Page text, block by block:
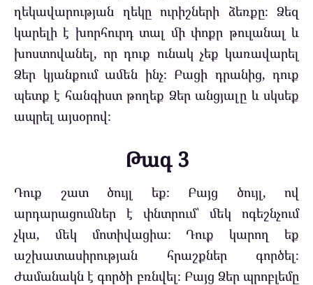
ղեկավարության ղեկը ուրիշների ձեռքը։ Ձեզ
կարելի է խորհուրդ տալ մի փոքր թուլանալ և
խոստովանել, որ դուք ունակ չեք կառավարել
Ձեր կյանքում ամեն ինչ։ Բացի դրանից, դուք
պետք է հանգիստ թողեք Ձեր անցյալը և սկսեք
ապրել այսօրով։
Թագ 3
Դուք շատ ծույլ եք։ Բայց ծույլ, ով
արդարացումներ է փնտրում՝ մեկ ոգեշնչում
չկա, մեկ մոտիվացիա։ Դուք կարող եք
աշխատասիրության հրաշքներ գործել։
Ժամանակն է գործի բռնվել։ Բայց Ձեր պրոբլեմը